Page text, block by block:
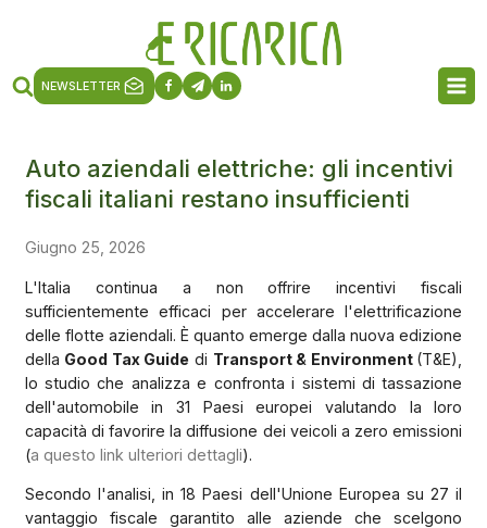
NEWSLETTER
Auto aziendali elettriche: gli incentivi
fiscali italiani restano insufficienti
Giugno 25, 2026
L'Italia continua a non offrire incentivi fiscali
sufficientemente efficaci per accelerare l'elettrificazione
delle flotte aziendali. È quanto emerge dalla nuova edizione
della Good Tax Guide di Transport & Environment (T&E),
lo studio che analizza e confronta i sistemi di tassazione
dell'automobile in 31 Paesi europei valutando la loro
capacità di favorire la diffusione dei veicoli a zero emissioni
(a questo link ulteriori dettagli).
Secondo l'analisi, in 18 Paesi dell'Unione Europea su 27 il
vantaggio fiscale garantito alle aziende che scelgono